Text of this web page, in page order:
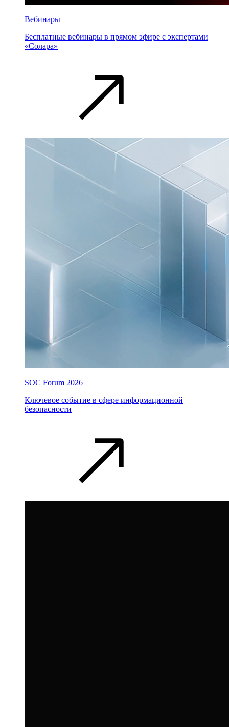
Вебинары
Бесплатные вебинары в прямом эфире с экспертами
«Солара»
SOC Forum 2026
Ключевое событие в сфере информационной
безопасности